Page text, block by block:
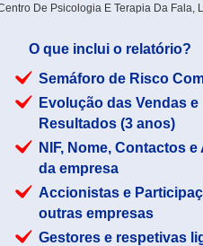
De Psicologia E Terapia Da Fala,
O que inclui o relatório?
Semáforo de Risco
Evolução das Vendas e
Resultados (3 anos)
NIF, Nome, Contactos
da empresa
Accionistas e
outras empresas
Gestores e respetivas